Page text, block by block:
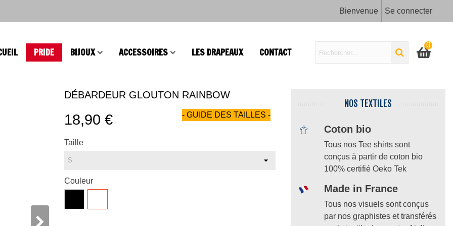
Bienvenue Se connecter
PRIDE BIJOUX ACCESSOIRES LES DRAPEAUX CONTACT
0
DÉBARDEUR GLOUTON RAINBOW
18,90 € - GUIDE DES TAILLES -
Taille
Couleur
NOS TEXTILES
Coton bio
Tous nos Tee shirts sont
conçus à partir de coton bio
100% certifié Oeko Tek
Made in France
Tous nos visuels sont conçus
par nos graphistes et transférés